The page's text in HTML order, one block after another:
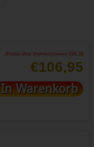
(Preise ohne Mehrwertsteuer) € 88,39
€106,95
In Warenkorb